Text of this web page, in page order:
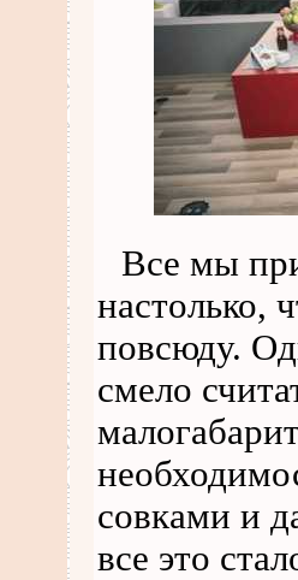
Все мы
настолько,
повсюду.
смело
совками и
все это